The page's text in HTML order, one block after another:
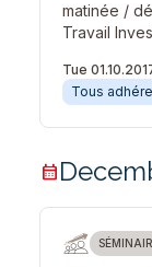
matinée /
Travail
Tue
Tous
calendar_month